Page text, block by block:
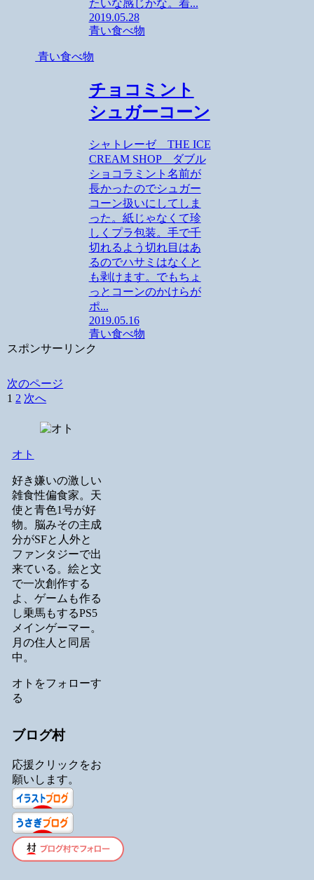
たいな感じかな。着...
2019.05.28
青い食べ物
青い食べ物
チョコミント
シュガーコーン
シャトレーゼ THE ICE
CREAM SHOP ダブル
ショコラミント名前が
長かったのでシュガー
コーン扱いにしてしま
った。紙じゃなくて珍
しくプラ包装。手で千
切れるよう切れ目はあ
るのでハサミはなくと
も剥けます。でもちょ
っとコーンのかけらが
ポ...
2019.05.16
青い食べ物
スポンサーリンク
次のページ
1 2 次へ
オト
好き嫌いの激しい
雑食性偏食家。天
使と青色1号が好
物。脳みその主成
分がSFと人外と
ファンタジーで出
来ている。絵と文
で一次創作する
よ、ゲームも作る
し乗馬もするPS5
メインゲーマー。
月の住人と同居
中。
オトをフォローす
る
ブログ村
応援クリックをお
願いします。